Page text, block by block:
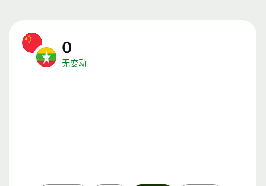
0
无变动